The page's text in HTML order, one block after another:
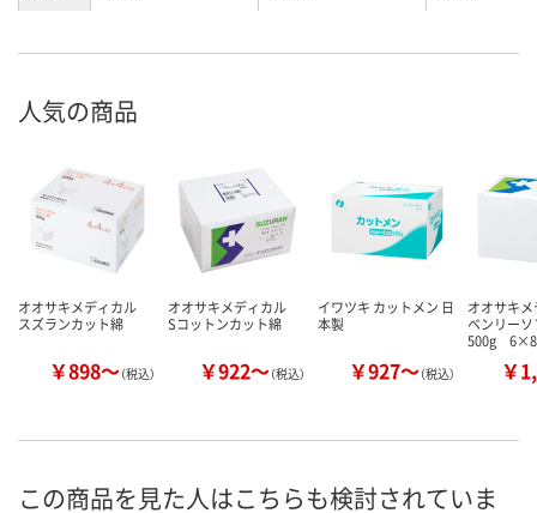
人気の商品
オオサキメディカル
スズランカット綿
￥898～（税込）
オオサキメディカル
Sコットンカット綿
￥922～（税込）
イワツキ カットメン 日
本製
￥927～（税込）
オオサキ
ベンリー
500g
￥
この商品を見た人はこちらも検討されていま